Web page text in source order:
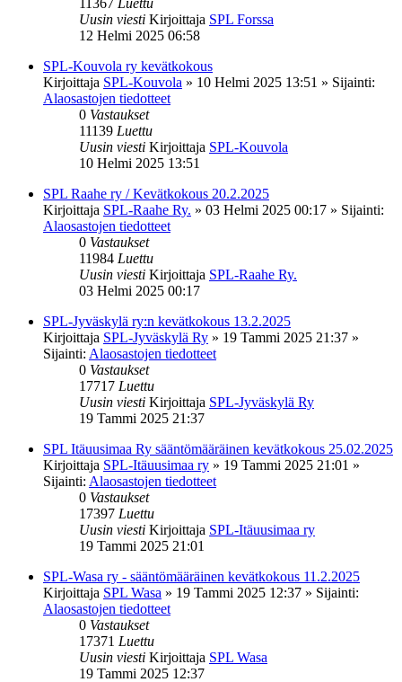
Uusin viesti Kirjoittaja SPL Forssa
12 Helmi 2025 06:58
SPL-Kouvola ry kevätkokous
Kirjoittaja SPL-Kouvola » 10 Helmi 2025 13:51 » Sijainti:
Alaosastojen tiedotteet
0 Vastaukset
11139 Luettu
Uusin viesti Kirjoittaja SPL-Kouvola
10 Helmi 2025 13:51
SPL Raahe ry / Kevätkokous 20.2.2025
Kirjoittaja SPL-Raahe Ry. » 03 Helmi 2025 00:17 » Sijainti:
Alaosastojen tiedotteet
0 Vastaukset
11984 Luettu
Uusin viesti Kirjoittaja SPL-Raahe Ry.
03 Helmi 2025 00:17
SPL-Jyväskylä ry:n kevätkokous 13.2.2025
Kirjoittaja SPL-Jyväskylä Ry » 19 Tammi 2025 21:37 »
Sijainti: Alaosastojen tiedotteet
0 Vastaukset
17717 Luettu
Uusin viesti Kirjoittaja SPL-Jyväskylä Ry
19 Tammi 2025 21:37
SPL Itäuusimaa Ry sääntömääräinen kevätkokous 25.02.2025
Kirjoittaja SPL-Itäuusimaa ry » 19 Tammi 2025 21:01 »
Sijainti: Alaosastojen tiedotteet
0 Vastaukset
17397 Luettu
Uusin viesti Kirjoittaja SPL-Itäuusimaa ry
19 Tammi 2025 21:01
SPL-Wasa ry - sääntömääräinen kevätkokous 11.2.2025
Kirjoittaja SPL Wasa » 19 Tammi 2025 12:37 » Sijainti:
Alaosastojen tiedotteet
0 Vastaukset
17371 Luettu
Uusin viesti Kirjoittaja SPL Wasa
19 Tammi 2025 12:37